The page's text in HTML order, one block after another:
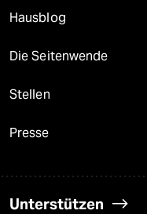
Hausblog
Die Seitenwende
Stellen
Presse
Unterstützen